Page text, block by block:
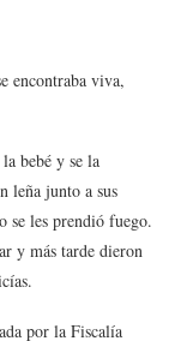
encontraba viva,
bebé y se la
leña junto a sus
se les prendió fuego.
y más tarde dieron
por la Fiscalía